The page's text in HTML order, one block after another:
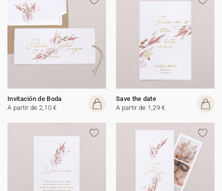
Invitación de Boda
A partir de 2,10 €
Save the date
A partir de 1,29 €